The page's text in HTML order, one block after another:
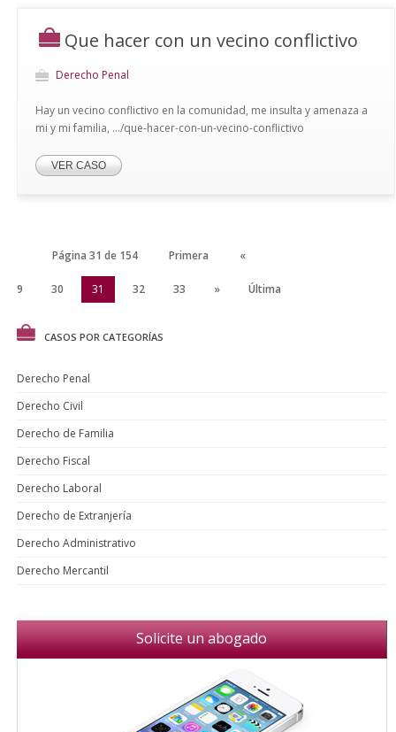
Que hacer con un vecino conflictivo
Derecho Penal
Hay un vecino conflictivo en la comunidad, me insulta y amenaza a
mi y mi familia, .../que-hacer-con-un-vecino-conflictivo
VER CASO
Página 31 de 154 Primera «
29 30 31 32 33 » Última
CASOS POR CATEGORÍAS
Derecho Penal
Derecho Civil
Derecho de Familia
Derecho Fiscal
Derecho Laboral
Derecho de Extranjería
Derecho Administrativo
Derecho Mercantil
Solicite un abogado